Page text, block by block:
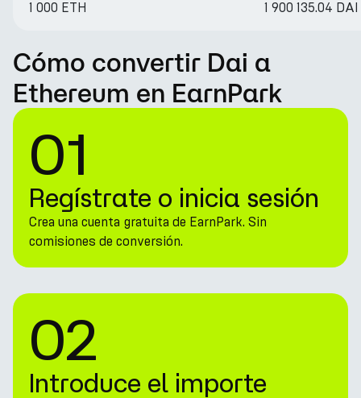
1 000 ETH 1 900 135.04 DAI
Cómo convertir Dai a
Ethereum en EarnPark
01
Regístrate o inicia sesión
Crea una cuenta gratuita de EarnPark. Sin
comisiones de conversión.
02
Introduce el importe